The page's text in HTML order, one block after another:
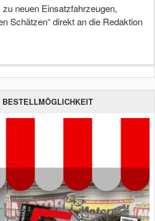
neuen Einsatzfahrzeugen,
Schätzen“ direkt an die Redaktion